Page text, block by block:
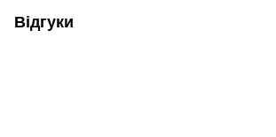
Відгуки